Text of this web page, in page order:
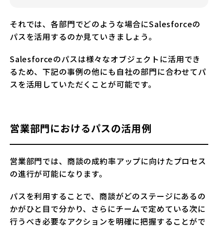
それでは、各部門でどのような場合にSalesforceの
パスを活用するのか見ていきましょう。
Salesforceのパスは様々なオブジェクトに活用でき
るため、下記の事例の他にも自社の部門に合わせてパ
スを活用していただくことが可能です。
営業部門におけるパスの活用例
営業部門では、商談の成約率アップに向けたプロセス
の進行が可能になります。
パスを利用することで、商談がどのステージにあるの
かがひと目で分かり、さらにチームで定めている次に
行うべき必要なアクションを明確に把握することがで